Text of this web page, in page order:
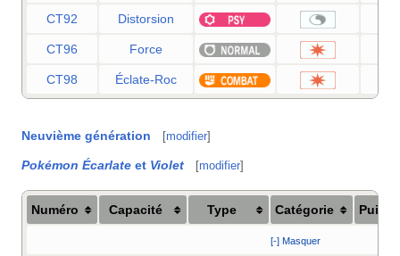
CT92 Distorsion
CT96 Force
CT98 Éclate-Roc
Neuvième génération [modifier]
Pokémon Écarlate et Violet [modifier]
Numéro Capacité Type Catégorie
[-] Masquer